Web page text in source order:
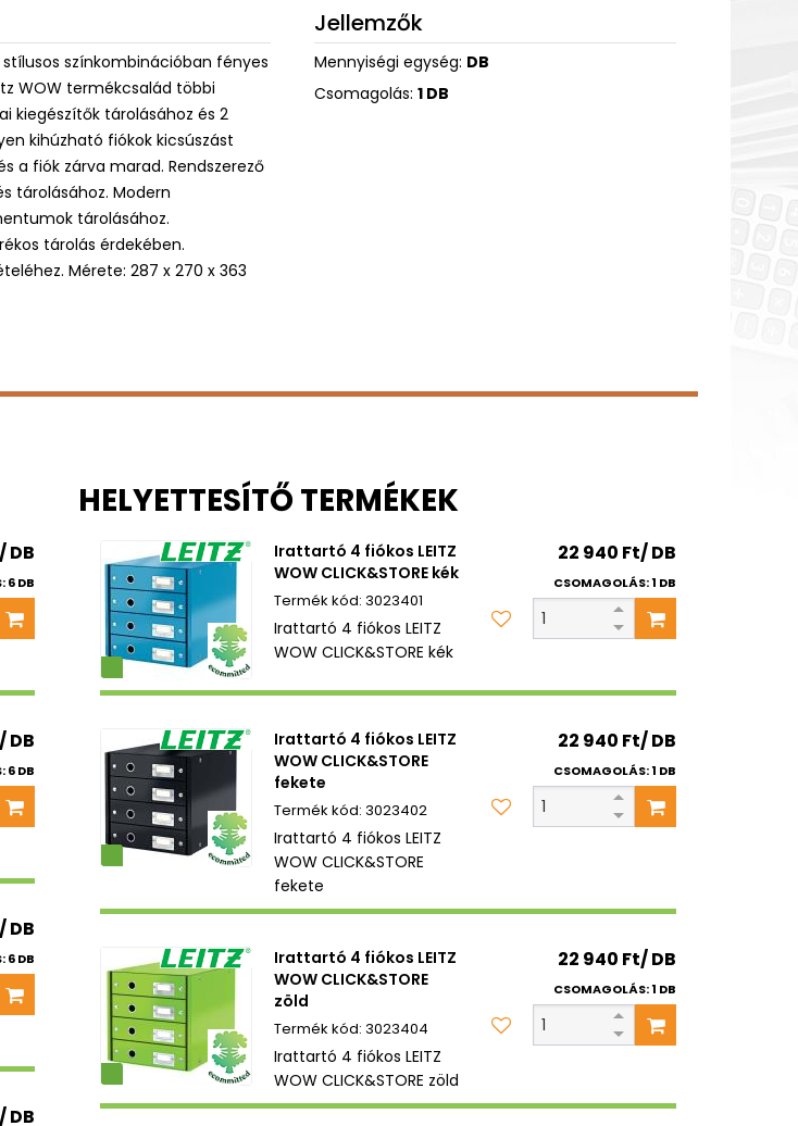
színkombinációban fényes
WOW termékcsalád többi
kiegészítők tárolásához és 2
kihúzható fiókok kicsúszást
a fiók zárva marad. Rendszerező
tárolásához. Modern
tárolásához.
tárolás érdekében.
Mérete: 287 x 270 x 363
Jellemzők
Mennyiségi egység: DB
Csomagolás: 1 DB
DB
6 DB
DB
6 DB
DB
6 DB
DB
HELYETTESÍTŐ TERMÉKEK
Irattartó 4 fiókos LEITZ
WOW CLICK&STORE kék
3023401
Irattartó 4 fiókos LEITZ
WOW CLICK&STORE kék
22 940 Ft/ DB
CSOMAGOLÁS: 1 DB
Irattartó 4 fiókos LEITZ
WOW CLICK&STORE
fekete
3023402
Irattartó 4 fiókos LEITZ
WOW CLICK&STORE
fekete
22 940 Ft/ DB
CSOMAGOLÁS: 1 DB
Irattartó 4 fiókos LEITZ
WOW CLICK&STORE
zöld
3023404
Irattartó 4 fiókos LEITZ
WOW CLICK&STORE zöld
22 940 Ft/ DB
CSOMAGOLÁS: 1 DB